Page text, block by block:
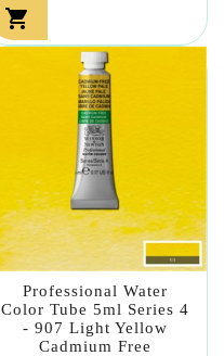

Professional Water
Color Tube 5ml Series 4
- 907 Light Yellow
Cadmium Free